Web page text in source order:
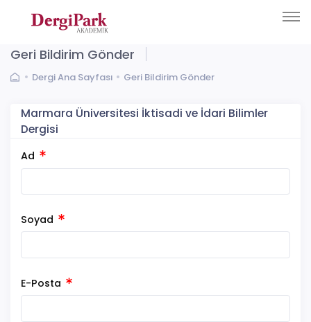
Geri Bildirim Gönder
Dergi Ana Sayfası Geri Bildirim Gönder
Marmara Üniversitesi İktisadi ve İdari Bilimler
Dergisi
Ad
Soyad
E-Posta